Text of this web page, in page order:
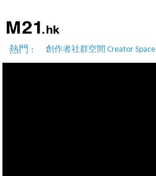
熱門 : 創作者社群空間 Creator Space